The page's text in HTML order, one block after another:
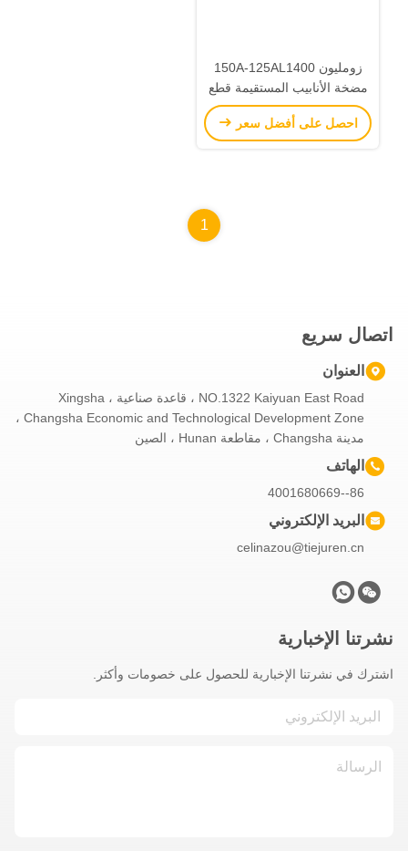
زومليون 150A-125AL1400
مضخة الأنابيب المستقيمة قطع
الغيار آلات البناء قطع الغيار
احصل على أفضل سعر
1
اتصال سريع
العنوان
NO.1322 Kaiyuan East Road ، قاعدة صناعية Xingsha ،
Changsha Economic and Technological Development Zone ،
مدينة Changsha ، مقاطعة Hunan ، الصين
الهاتف
86--4001680669
البريد الإلكتروني
celinazou@tiejuren.cn
نشرتنا الإخبارية
اشترك في نشرتنا الإخبارية للحصول على خصومات وأكثر.